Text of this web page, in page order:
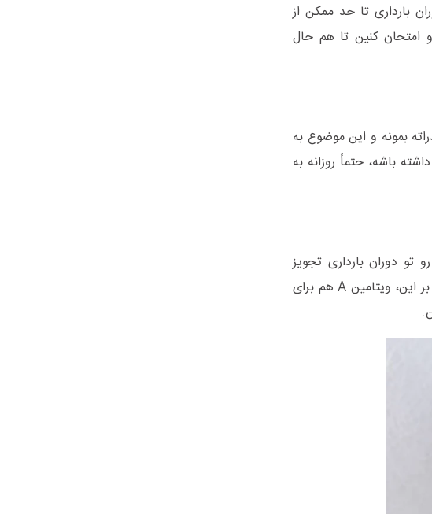
بارداری تا حد ممکن از
امتحان کنین تا هم حال
بمونه و این موضوع به
باشه، حتماً روزانه به
تو دوران بارداری تجویز
می‌کنن. یکی از ویتامین‌های مهم، اسید فولیکه که می‌تونه به رشد سالم و طبیعی جنین کمک کنه. علاوه بر این، ویتامین A هم برای